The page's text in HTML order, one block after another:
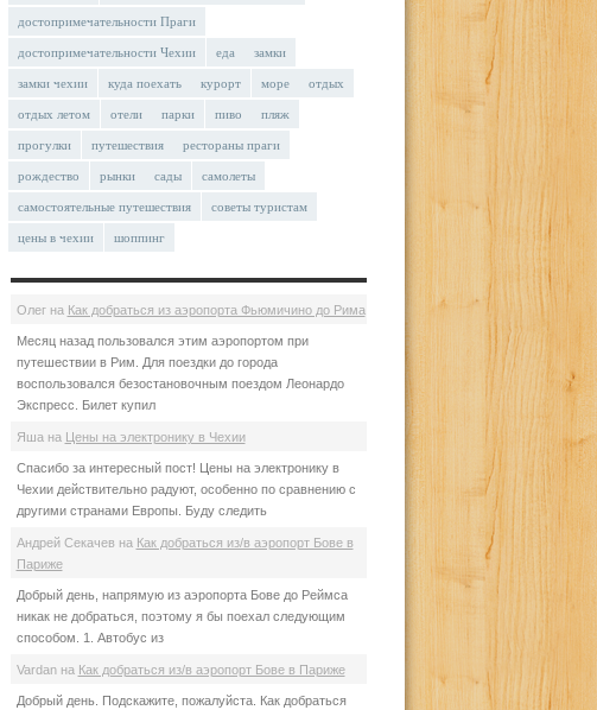
достопримечательности Праги
достопримечательности Чехии еда замки
замки чехии куда поехать курорт море отдых
отдых летом отели парки пиво пляж
прогулки путешествия рестораны праги
рождество рынки сады самолеты
самостоятельные путешествия советы туристам
цены в чехии шоппинг
Олегна Как добраться из аэропорта Фьюмичино до Рима
Месяц назад пользовался этим аэропортом при
путешествии в Рим. Для поездки до города
воспользовался безостановочным поездом Леонардо
Экспресс. Билет купил
Яша на Цены на электронику в Чехии
Спасибо за интересный пост! Цены на электронику в
Чехии действительно радуют, особенно по сравнению с
другими странами Европы. Буду следить
Андрей Секачев на Как добраться из/в аэропорт Бове в
Париже
Добрый день, напрямую из аэропорта Бове до Реймса
никак не добраться, поэтому я бы поехал следующим
способом. 1. Автобус из
Vardanна Как добраться из/в аэропорт Бове в Париже
Добрый день. Подскажите, пожалуйста. Как добраться